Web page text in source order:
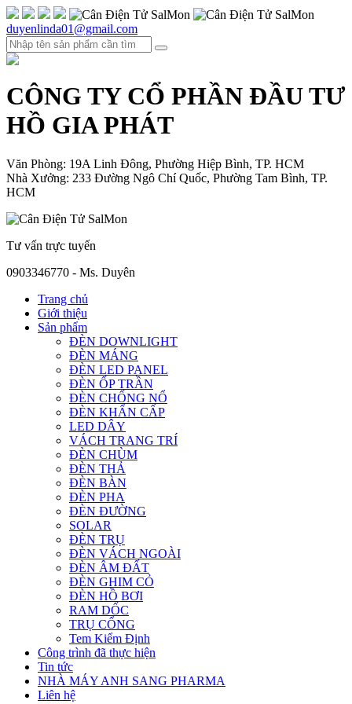
duyenlinda01@gmail.com
CÔNG TY CỔ PHẦN ĐẦU TƯ
HỒ GIA PHÁT
Văn Phòng: 19A Linh Đông, Phường Hiệp Bình, TP. HCM
Nhà Xưởng: 233 Đường Ngô Chí Quốc, Phường Tam Bình, TP.
HCM
Tư vấn trực tuyến
0903346770 - Ms. Duyên
Trang chủ
Giới thiệu
Sản phẩm
ĐÈN DOWNLIGHT
ĐÈN MÁNG
ĐÈN LED PANEL
ĐÈN ỐP TRẦN
ĐÈN CHỐNG NỔ
ĐÈN KHẨN CẤP
LED DÂY
VÁCH TRANG TRÍ
ĐÈN CHÙM
ĐÈN THẢ
ĐÈN BÀN
ĐÈN PHA
ĐÈN ĐƯỜNG
SOLAR
ĐÈN TRỤ
ĐÈN VÁCH NGOÀI
ĐÈN ÂM ĐẤT
ĐÈN GHIM CỎ
ĐÈN HỒ BƠI
RAM DỐC
TRỤ CỔNG
Tem Kiểm Định
Công trình đã thực hiện
Tin tức
NHÀ MÁY ANH SANG PHARMA
Liên hệ